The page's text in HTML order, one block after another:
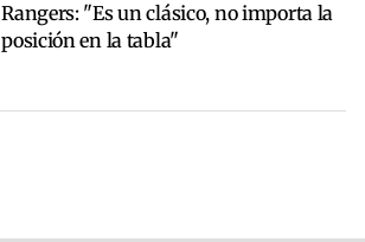
Rangers: "Es un clásico, no importa la
posición en la tabla"